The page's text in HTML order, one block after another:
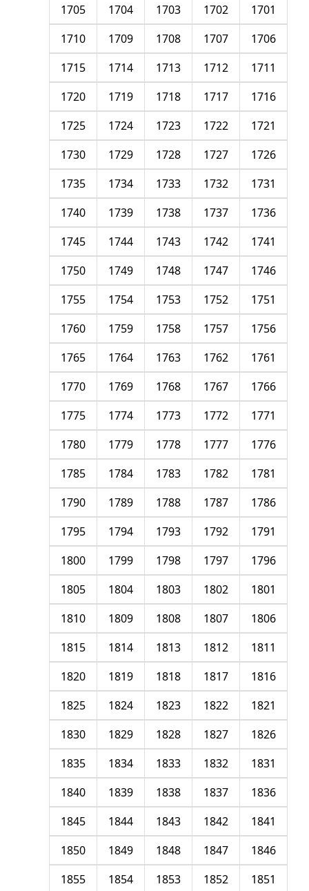
1701
1702
1703
1704
1705
1706
1707
1708
1709
1710
1711
1712
1713
1714
1715
1716
1717
1718
1719
1720
1721
1722
1723
1724
1725
1726
1727
1728
1729
1730
1731
1732
1733
1734
1735
1736
1737
1738
1739
1740
1741
1742
1743
1744
1745
1746
1747
1748
1749
1750
1751
1752
1753
1754
1755
1756
1757
1758
1759
1760
1761
1762
1763
1764
1765
1766
1767
1768
1769
1770
1771
1772
1773
1774
1775
1776
1777
1778
1779
1780
1781
1782
1783
1784
1785
1786
1787
1788
1789
1790
1791
1792
1793
1794
1795
1796
1797
1798
1799
1800
1801
1802
1803
1804
1805
1806
1807
1808
1809
1810
1811
1812
1813
1814
1815
1816
1817
1818
1819
1820
1821
1822
1823
1824
1825
1826
1827
1828
1829
1830
1831
1832
1833
1834
1835
1836
1837
1838
1839
1840
1841
1842
1843
1844
1845
1846
1847
1848
1849
1850
1851
1852
1853
1854
1855